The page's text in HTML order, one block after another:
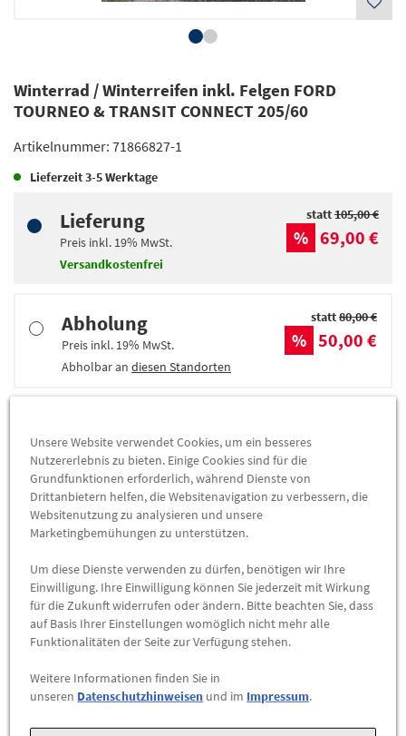
Winterrad / Winterreifen inkl. Felgen FORD
TOURNEO & TRANSIT CONNECT 205/60
Artikelnummer: 71866827-1
Lieferzeit3-5 Werktage
Lieferung
Preis inkl. 19% MwSt.
Versandkostenfrei
statt105,00 €
% 69,00 €
Abholung
Preis inkl. 19% MwSt.
Abholbar an diesen Standorten
statt80,00 €
% 50,00 €
Max. Bestellmenge:4
ZUM WARENKORB HINZUFÜGEN
Herstellerangaben:FORD-Werke GmbH |
kunden@ford.com|Webseite:https://www.ford.de
Sie können hier 4 NEUE und ORIGINALE Ford
Winterkompletträder erwerben - und dies zu
Fahrzeuge: Ford TRANSIT & TOURNEO CONNECT
ab Bj. 09/2013 bis 05/2018
Unsere Website verwendet Cookies, um ein besseres
Nutzererlebnis zu bieten. Einige Cookies sind für die
Grundfunktionen erforderlich, während Dienste von
Drittanbietern helfen, die Websitenavigation zu verbessern, die
Websitenutzung zu analysieren und unsere
Marketingbemühungen zu unterstützen.
Um diese Dienste verwenden zu dürfen, benötigen wir Ihre
Einwilligung. Ihre Einwilligung können Sie jederzeit mit Wirkung
für die Zukunft widerrufen oder ändern. Bitte beachten Sie, dass
auf Basis Ihrer Einstellungen womöglich nicht mehr alle
Funktionalitäten der Seite zur Verfügung stehen.
Weitere Informationen finden Sie in
unseren Datenschutzhinweisen und im Impressum.